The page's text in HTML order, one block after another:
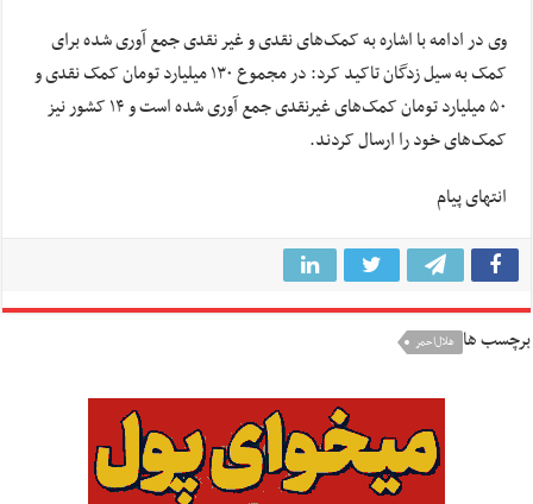
وی در ادامه با اشاره به کمک‌های نقدی و غیر نقدی جمعآوریشده برای
کمک به سیل زدگان تاکید کرد: در مجموع ۱۳۰ میلیارد تومان کمک نقدی و
۵۰ میلیارد تومان کمک‌های غیرنقدی جمع
آوری
شده است و ۱۴ کشور نیز
کمک‌های خود را ارسال کردند.
انتهای پیام
برچسب ها هلال‌احمر